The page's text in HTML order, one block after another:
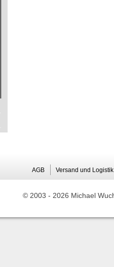
AGB Versand und Logistik
© 2003 - 2026 Michael